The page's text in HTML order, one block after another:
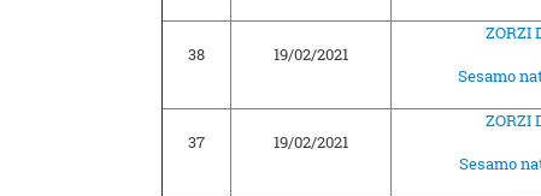
38 19/02/2021
ZORZI
Sesamo
37 19/02/2021
ZORZI
Sesamo